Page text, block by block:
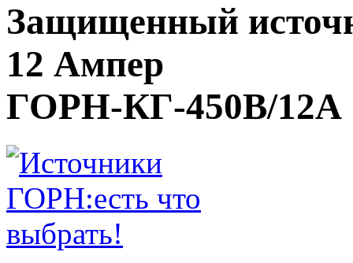
Защищенный
12 Ампер
ГОРН-КГ-450В/12А